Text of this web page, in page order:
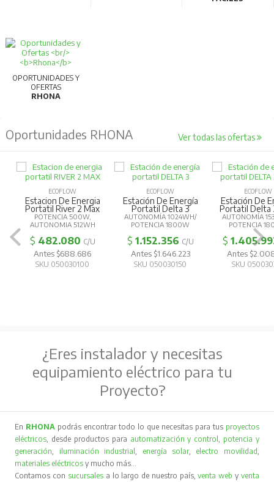
OPORTUNIDADES Y
OFERTAS
RHONA
Oportunidades RHONA Ver todas las ofertas
ECOFLOW
Estacion De Energia
Portatil River 2 Max
POTENCIA 500W,
AUTONOMIA 512WH
$ 482.080 C/U
Antes $688.686
SKU 050030100
ECOFLOW
Estación De Energía
Portatil Delta 3
AUTONOMÍA 1024WH/
POTENCIA 1800W
$ 1.152.356 C/U
Antes $1.646.223
SKU 050030150
ECOFLOW
Estación De
Portatil Delta
AUTONOMÍA
POTENCIA
$
Antes
SKU
¿Eres instalador y necesitas
equipamiento eléctrico para tu
Proyecto?
En RHONA podrás encontrar todo lo que necesitas para tus proyectos
eléctricos , desde productos para automatización y control
potencia y
generación
iluminación industrial energía solar, electro movilidad
materiales eléctricos y mucho más…
Contamos con sucursales a lo largo de nuestro país,venta web y venta